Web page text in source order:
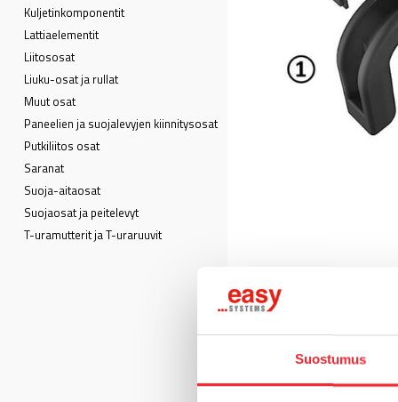
Suostumus
Kuljetin­komponentit
Lattia­elementit
Liitososat
Liuku-osat ja rullat
Muut osat
Paneelien ja suojalevyjen kiinnitysosat
Putkiliitos osat
Saranat
Suoja-aitaosat
Suojaosat ja peitelevyt
T-uramutterit ja T-uraruuvit